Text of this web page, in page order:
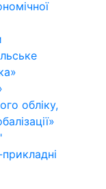
обліку,